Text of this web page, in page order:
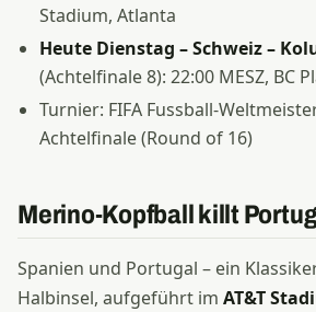
Stadium, Atlanta
Heute Dienstag – Schweiz –
(Achtelfinale 8): 22:00 MESZ, BC
Turnier: FIFA Fussball-
Achtelfinale (Round of 16)
Merino-Kopfball killt
Spanien und Portugal – ein
Halbinsel, aufgeführt im AT&T